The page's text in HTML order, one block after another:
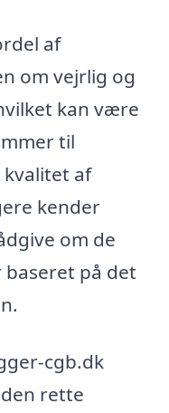
af
om vejrlig og
kan være
til
af
kender
om de
baseret på det
cgb.dk
rette